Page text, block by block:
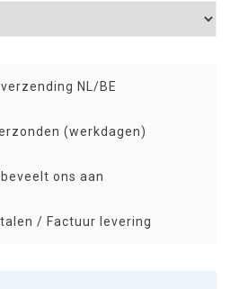
NL/BE
(werkdagen)
ons aan
/ Factuur levering